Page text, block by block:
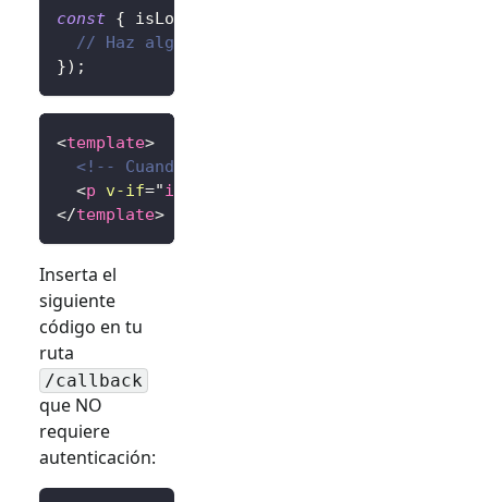
const { isLoading
// Haz algo cuando termine, por
}) ;
<template>
<!-- Cuando está en progreso -->
<p v-if="isLoading
</template>
Inserta el
siguiente
código en tu
ruta
/callback
que NO
requiere
autenticación: